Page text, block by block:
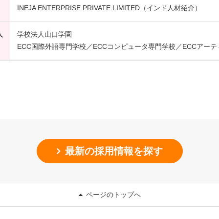
INEJA ENTERPRISE PRIVATE LIMITED（インド人材紹介）
学校法人山口学園
ECC国際外語専門学校／ECCコンピュータ専門学校／ECCアー
最新の採用情報を探す
ページのトップへ